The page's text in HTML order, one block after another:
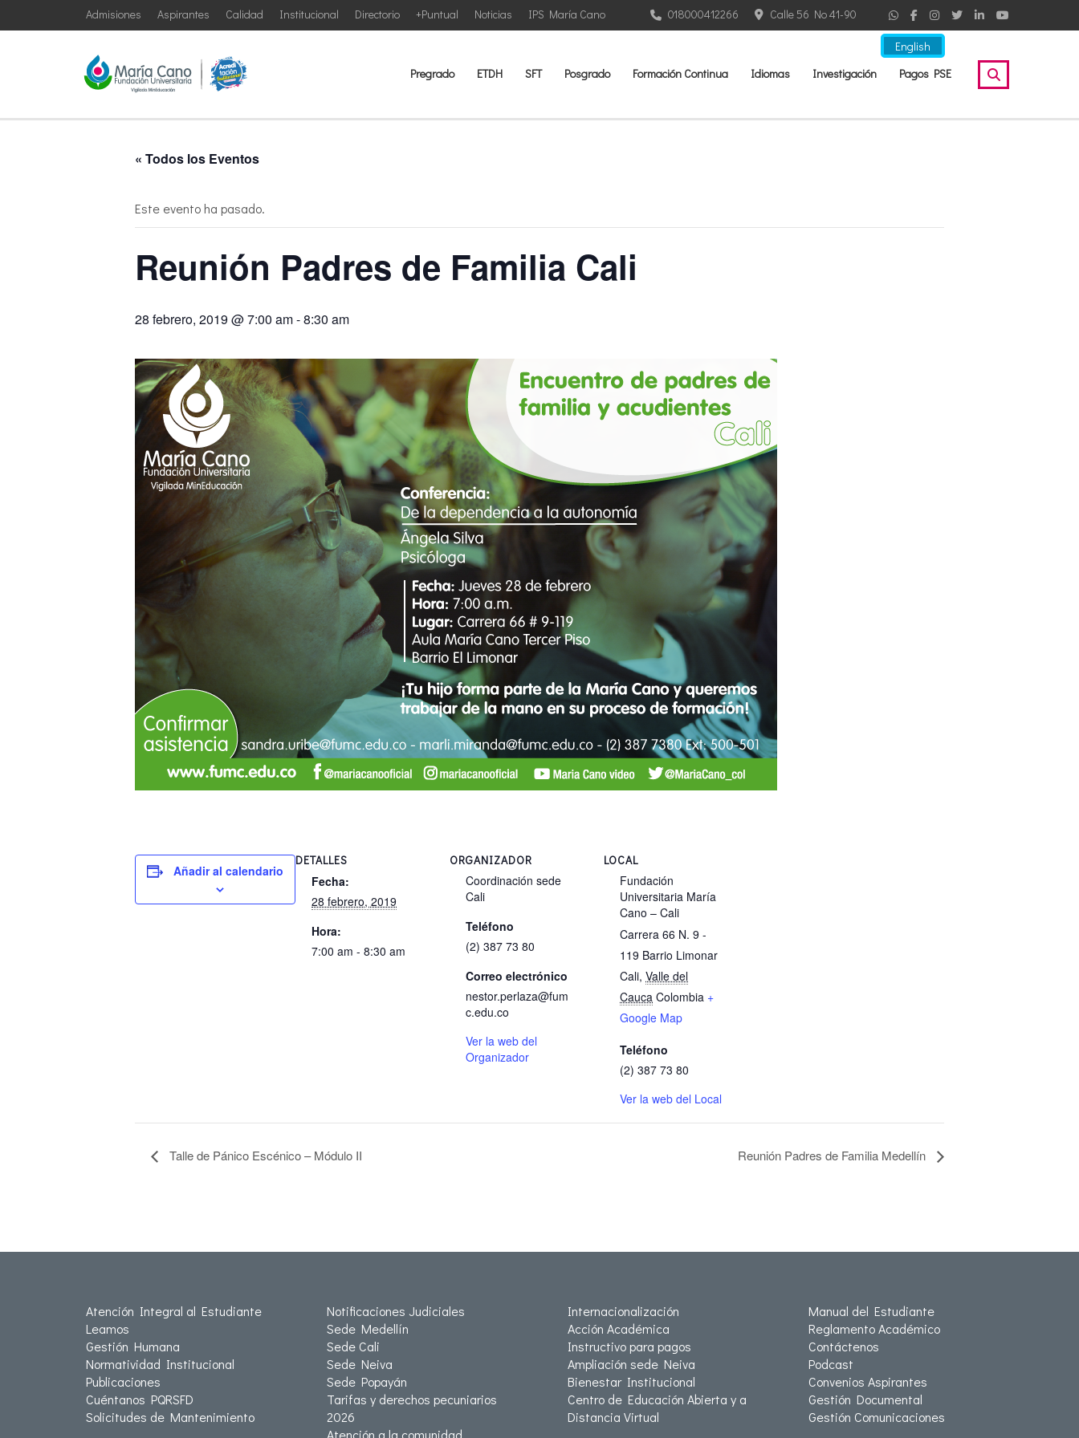
English
IPS María Cano
Noticias
+Puntual
Directorio
Institucional
Calidad
Aspirantes
Admisiones Calle 56 No 41-90
018000412266
Pregrado ETDH SFT Posgrado Formación Continua Idiomas Investigación Pagos PSE
« Todos los Eventos
Este evento ha pasado.
Reunión Padres de Familia Cali
28 febrero, 2019 @ 7:00 am-8:30 am
Añadir al calendario
DETALLES
Fecha:
28 febrero, 2019
Hora:
7:00 am - 8:30 am
ORGANIZADOR
Coordinación sede
Cali
Teléfono
(2) 387 73 80
Correo electrónico
nestor.perlaza@fum
c.edu.co
Ver la web del
Organizador
LOCAL
Fundación
Universitaria María
Cano – Cali
Carrera 66 N. 9 -
119 Barrio Limonar
Cali, Valle del
Cauca Colombia +
Google Map
Teléfono
(2) 387 73 80
Ver la web del Local
Talle de Pánico Escénico – Módulo II Reunión Padres de Familia Medellín
Atención Integral al Estudiante
Leamos
Gestión Humana
Normatividad Institucional
Publicaciones
Cuéntanos PQRSFD
Solicitudes de Mantenimiento
Notificaciones Judiciales
Sede Medellín
Sede Cali
Sede Neiva
Sede Popayán
Tarifas y derechos pecuniarios
2026
Atención a la comunidad
Internacionalización
Acción Académica
Instructivo para pagos
Ampliación sede Neiva
Bienestar Institucional
Centro de Educación Abierta y a
Distancia Virtual
Manual del Estudiante
Reglamento Académico
Contáctenos
Podcast
Convenios Aspirantes
Gestión Documental
Gestión Comunicaciones